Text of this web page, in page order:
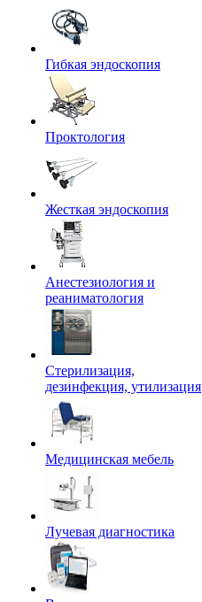
Гибкая эндоскопия
Проктология
Жесткая эндоскопия
Анестезиология и
реаниматология
Стерилизация,
дезинфекция, утилизация
Медицинская мебель
Лучевая диагностика